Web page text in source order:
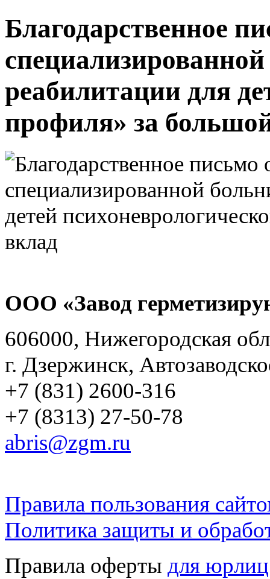
Благодарственное
реабилитации для
профиля» за
ООО «Завод
606000, Нижегородская
г. Дзержинск,
+7 (831) 2600-316
+7 (8313) 27-50-78
abris@zgm.ru
Правила пользования
Политика защиты и
Правила оферты для